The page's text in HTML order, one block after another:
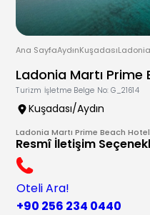
Ana SayfaAydınKuşadası
Ladonia Martı Prime
Turizm İşletme Belge No:G_21614
Kuşadası/Aydın
Ladonia Martı Prime Beach Hotel
Resmî İletişim
Oteli Ara!
+90 256 234 0440